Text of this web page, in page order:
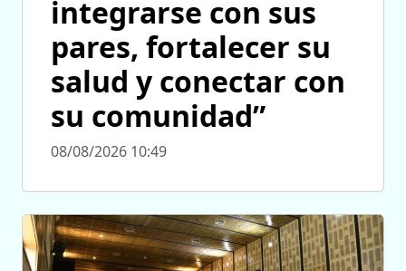
integrarse con sus
pares, fortalecer su
salud y conectar con
su comunidad”
08/08/2026 10:49